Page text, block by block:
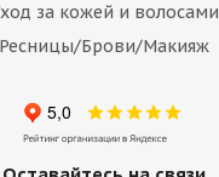
за кожей и волосами
Ресницы/Брови/Макияж